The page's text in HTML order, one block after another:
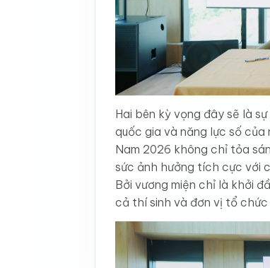
Hai bên kỳ vọng đây sẽ là
quốc gia và năng lực số
Nam 2026 không chỉ tỏa
sức ảnh hưởng tích cực với
Bởi vương miện chỉ là khởi
cả thí sinh và đơn vị tổ chức